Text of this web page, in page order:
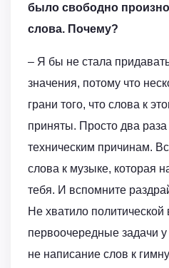
было свободно
слова. Почему?
– Я бы не стала
значения, потому что
грани того, что слова к
приняты. Просто два
техническим причинам.
слова к музыке, которая
тебя. И вспомните
Не хватило
первоочередные задачи
не написание слов к